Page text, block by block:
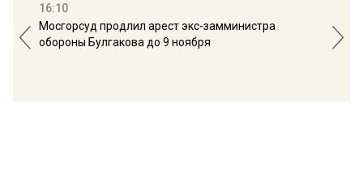
16:10
Мосгорсуд продлил арест экс-замминистра
обороны Булгакова до 9 ноября